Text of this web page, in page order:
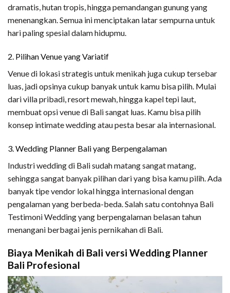
dramatis, hutan tropis, hingga pemandangan gunung yang
menenangkan. Semua ini menciptakan latar sempurna untuk
hari paling spesial dalam hidupmu.
2. Pilihan Venue yang Variatif
Venue di lokasi strategis untuk menikah juga cukup tersebar
luas, jadi opsinya cukup banyak untuk kamu bisa pilih. Mulai
dari villa pribadi, resort mewah, hingga kapel tepi laut,
membuat opsi venue di Bali sangat luas. Kamu bisa pilih
konsep intimate wedding atau pesta besar ala internasional.
3. Wedding Planner Bali yang Berpengalaman
Industri wedding di Bali sudah matang sangat matang,
sehingga sangat banyak pilihan dari yang bisa kamu pilih. Ada
banyak tipe vendor lokal hingga internasional dengan
pengalaman yang berbeda-beda. Salah satu contohnya Bali
Testimoni Wedding yang berpengalaman belasan tahun
menangani berbagai jenis pernikahan di Bali.
Biaya Menikah di Bali versi Wedding Planner
Bali Profesional